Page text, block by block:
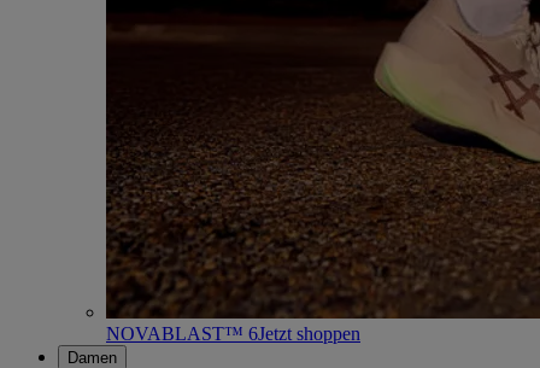
NOVABLAST™ 6Jetzt shoppen
Damen